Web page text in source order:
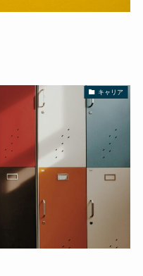
キャリア